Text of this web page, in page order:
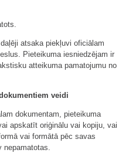
atsaka piekļuvi oficiālam
Pieteikuma iesniedzējam ir
atteikuma pamatojumu no
veidi
dokumentam, pieteikuma
apskatīt oriģinālu vai kopiju, vai
vai formātā pēc savas
nepamatotas.